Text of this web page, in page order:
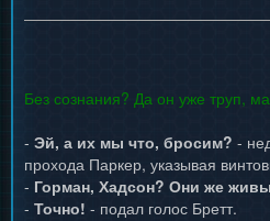
Без сознания? Да он уже труп,
- Эй, а их мы что, бросим? -
прохода Паркер, указывая
- Горман, Хадсон? Они же
- Точно! - подал голос Бретт.